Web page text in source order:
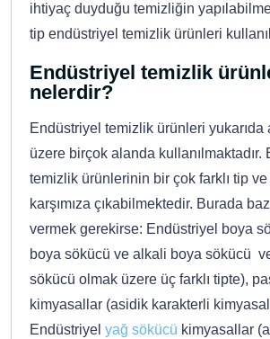
ihtiyaç duyduğu temizliğin
tip endüstriyel temizlik ürünleri
Endüstriyel temizlik
nelerdir?
Endüstriyel temizlik ürünleri yukarıda
üzere birçok alanda kullanılmaktadır.
temizlik ürünlerinin bir çok farklı tip
karşımıza çıkabilmektedir. Burada
vermek gerekirse: Endüstriyel boya
boya sökücü ve alkali boya sökücü
sökücü olmak üzere üç farklı tipte),
kimyasallar (asidik karakterli
Endüstriyel yağ sökücü kimyasallar